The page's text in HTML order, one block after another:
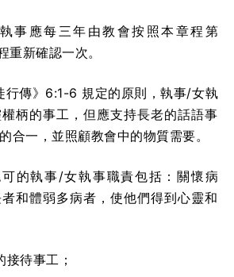
事應每三年由教會按照本章程第
新確認一次。
行傳》6:1-6 規定的原則，執事/女執
柄的事工，但應支持長老的話語事
合一，並照顧教會中的物質需要。
的執事/女執事職責包括：關懷病
和體弱多病者，使他們得到心靈和
待事工；